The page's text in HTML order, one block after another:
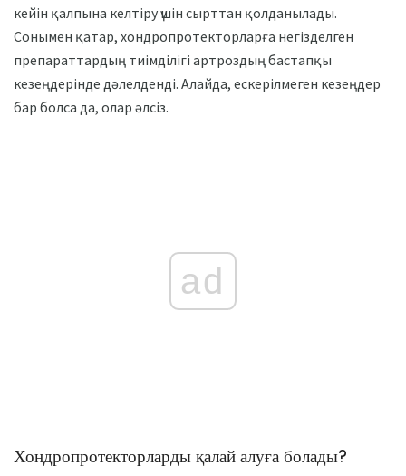
кейін қалпына келтіру үшін сырттан қолданылады.
Сонымен қатар, хондропротекторларға негізделген
препараттардың тиімділігі артроздың бастапқы
кезеңдерінде дәлелденді. Алайда, ескерілмеген кезеңдер
бар болса да, олар әлсіз.
ad
Хондропротекторларды қалай алуға болады?